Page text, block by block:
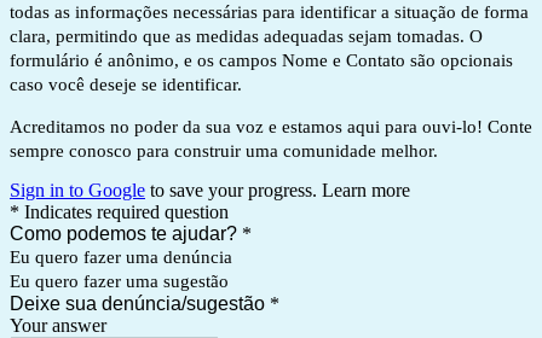
todas as informações necessárias para identificar a situação de forma
clara, permitindo que as medidas adequadas sejam tomadas. O
formulário é anônimo, e os campos Nome e Contato são opcionais
caso você deseje se identificar.
Acreditamos no poder da sua voz e estamos aqui para ouvi-lo! Conte
sempre conosco para construir uma comunidade melhor.
Sign in to Google to save your progress. Learn more
* Indicates required question
Como podemos te ajudar? *
Eu quero fazer uma denúncia
Eu quero fazer uma sugestão
Deixe sua denúncia/sugestão *
Your answer